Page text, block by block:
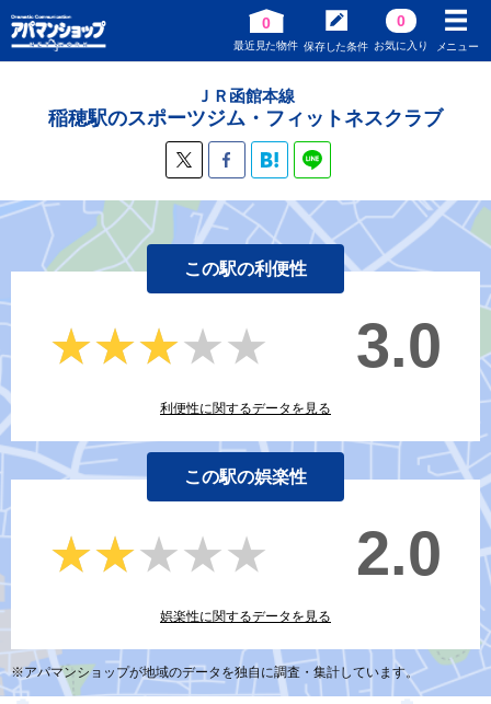
0
最近見た物件 保存した条件
0
お気に入り メニュー
ＪＲ函館本線
稲穂駅のスポーツジム・フィットネスクラブ
この駅の利便性
★★★★★
★★★★★ 3.0
利便性に関するデータを見る
この駅の娯楽性
★★★★★
★★★★★ 2.0
娯楽性に関するデータを見る
※アパマンショップが地域のデータを独自に調査・集計しています。